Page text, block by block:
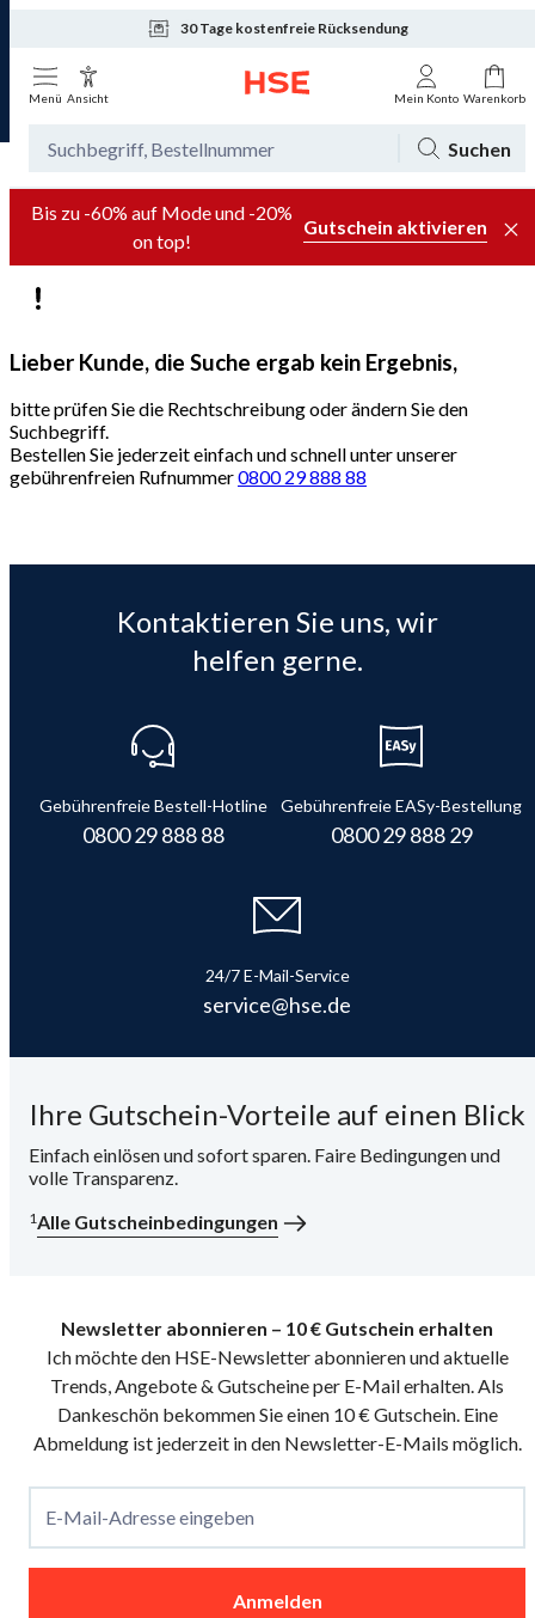
30 Tage kostenfreie Rücksendung
Tagesaktuelle Angebote
Menü Ansicht Mein Konto Warenkorb
Suchen
Bis zu -60% auf Mode und -20%
on top!
Gutschein aktivieren
Lieber Kunde, die Suche ergab kein Ergebnis,
bitte prüfen Sie die Rechtschreibung oder ändern Sie den
Suchbegriff.
Bestellen Sie jederzeit einfach und schnell unter unserer
gebührenfreien Rufnummer0800 29 888 88
Kontaktieren Sie uns, wir
helfen gerne.
Gebührenfreie Bestell-Hotline
0800 29 888 88
Gebührenfreie EASy-Bestellung
0800 29 888 29
24/7 E-Mail-Service
service@hse.de
Ihre Gutschein-Vorteile auf einen Blick
Einfach einlösen und sofort sparen. Faire Bedingungen und
volle Transparenz.
1Alle Gutscheinbedingungen
Newsletter abonnieren – 10 € Gutschein erhalten
Ich möchte den HSE-Newsletter abonnieren und aktuelle
Trends, Angebote & Gutscheine per E-Mail erhalten. Als
Dankeschön bekommen Sie einen 10 € Gutschein. Eine
Abmeldung ist jederzeit in den Newsletter-E-Mails möglich.
E-Mail-Adresse eingeben
Anmelden